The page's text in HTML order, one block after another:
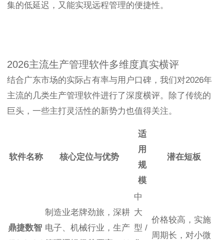
集的低延迟，又能实现远程管理的便捷性。
2026主流生产管理软件多维度真实横评
结合广东市场的实际占有率与用户口碑，我们对2026年
主流的几类生产管理软件进行了深度横评。除了传统的
巨头，一些主打灵活性的新势力也值得关注。
软件名称 核心定位与优势
适
用
规
模
潜在短板
鼎捷数智
制造业老牌劲旅，深耕
电子、机械行业，生产
中
大
型 /
价格较高，实施
周期长，对小微